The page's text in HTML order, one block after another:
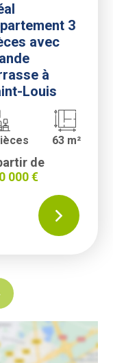
3
avec
à
Louis
63 m²
de
000 €